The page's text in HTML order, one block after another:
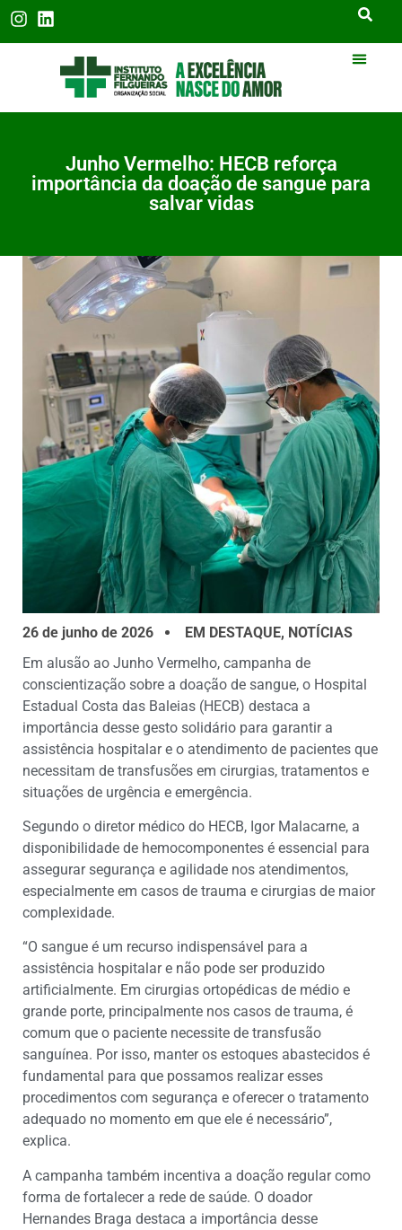
Junho Vermelho: HECB reforça
importância da doação de sangue para
salvar vidas
26 de junho de 2026 EM DESTAQUE, NOTÍCIAS
Em alusão ao Junho Vermelho, campanha de
conscientização sobre a doação de sangue, o Hospital
Estadual Costa das Baleias (HECB) destaca a
importância desse gesto solidário para garantir a
assistência hospitalar e o atendimento de pacientes que
necessitam de transfusões em cirurgias, tratamentos e
situações de urgência e emergência.
Segundo o diretor médico do HECB, Igor Malacarne, a
disponibilidade de hemocomponentes é essencial para
assegurar segurança e agilidade nos atendimentos,
especialmente em casos de trauma e cirurgias de maior
complexidade.
“O sangue é um recurso indispensável para a
assistência hospitalar e não pode ser produzido
artificialmente. Em cirurgias ortopédicas de médio e
grande porte, principalmente nos casos de trauma, é
comum que o paciente necessite de transfusão
sanguínea. Por isso, manter os estoques abastecidos é
fundamental para que possamos realizar esses
procedimentos com segurança e oferecer o tratamento
adequado no momento em que ele é necessário”,
explica.
A campanha também incentiva a doação regular como
forma de fortalecer a rede de saúde. O doador
Hernandes Braga destaca a importância desse